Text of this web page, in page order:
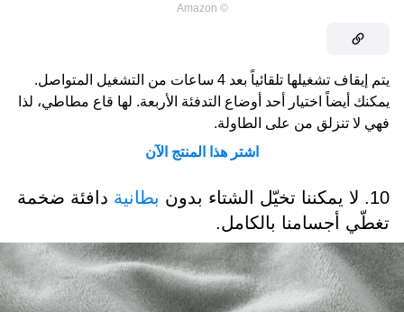
©
Amazon
يتم إيقاف تشغيلها تلقائياً بعد 4 ساعات من التشغيل المتواصل.
يمكنك أيضاً اختيار أحد أوضاع التدفئة الأربعة. لها قاع مطاطي، لذا
فهي لا تنزلق من على الطاولة.
اشتر هذا المنتج الآن
10. لا يمكننا تخيّل الشتاء بدون بطانية دافئة ضخمة
تغطّي أجسامنا بالكامل.